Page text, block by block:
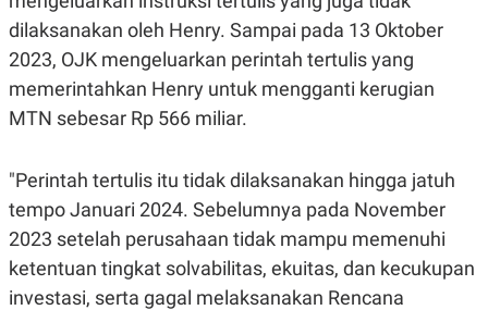
N
G
K
M
E
D
.
D
SITEMAPPROFILE TERM
dilaksanakan oleh Henry. Sampai pada 13 Oktober
2023, OJK mengeluarkan perintah tertulis yang
memerintahkan Henry untuk mengganti kerugian
MTN sebesar Rp 566 miliar.
"Perintah tertulis itu tidak dilaksanakan hingga jatuh
tempo Januari 2024. Sebelumnya pada November
2023 setelah perusahaan tidak mampu memenuhi
ketentuan tingkat solvabilitas, ekuitas, dan kecukupan
investasi, serta gagal melaksanakan Rencana